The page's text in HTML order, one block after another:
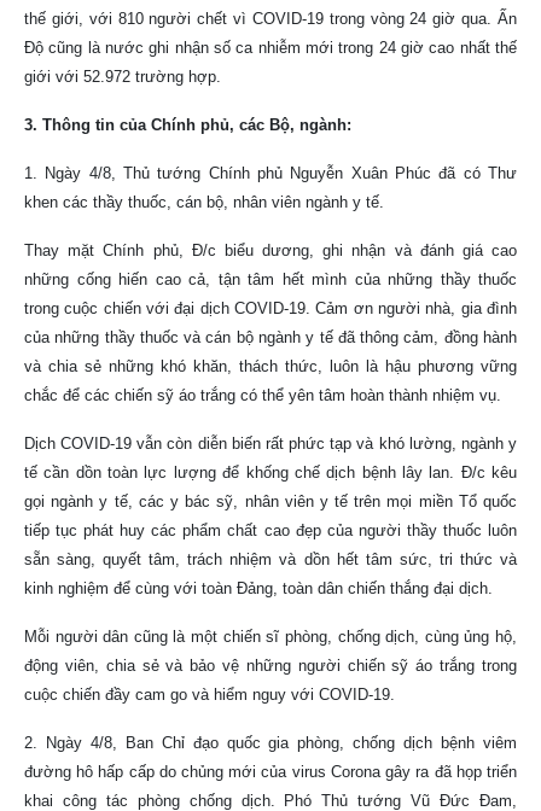
thế giới, với 810 người chết vì COVID-19 trong vòng 24 giờ qua. Ấn
Độ cũng là nước ghi nhận số ca nhiễm mới trong 24 giờ cao nhất thế
giới với 52.972 trường hợp.
3. Thông tin của Chính phủ, các Bộ, ngành:
1. Ngày 4/8, Thủ tướng Chính phủ Nguyễn Xuân Phúc đã có Thư
khen các thầy thuốc, cán bộ, nhân viên ngành y tế.
Thay mặt Chính phủ, Đ/c biểu dương, ghi nhận và đánh giá cao
những cống hiến cao cả, tận tâm hết mình của những thầy thuốc
trong cuộc chiến với đại dịch COVID-19. Cảm ơn người nhà, gia đình
của những thầy thuốc và cán bộ ngành y tế đã thông cảm, đồng hành
và chia sẻ những khó khăn, thách thức, luôn là hậu phương vững
chắc để các chiến sỹ áo trắng có thể yên tâm hoàn thành nhiệm vụ.
Dịch COVID-19 vẫn còn diễn biến rất phức tạp và khó lường, ngành y
tế cần dồn toàn lực lượng để khống chế dịch bệnh lây lan. Đ/c kêu
gọi ngành y tế, các y bác sỹ, nhân viên y tế trên mọi miền Tổ quốc
tiếp tục phát huy các phẩm chất cao đẹp của người thầy thuốc luôn
sẵn sàng, quyết tâm, trách nhiệm và dồn hết tâm sức, tri thức và
kinh nghiệm để cùng với toàn Đảng, toàn dân chiến thắng đại dịch.
Mỗi người dân cũng là một chiến sĩ phòng, chống dịch, cùng ủng hộ,
động viên, chia sẻ và bảo vệ những người chiến sỹ áo trắng trong
cuộc chiến đầy cam go và hiểm nguy với COVID-19.
2. Ngày 4/8, Ban Chỉ đạo quốc gia phòng, chống dịch bệnh viêm
đường hô hấp cấp do chủng mới của virus Corona gây ra đã họp triển
khai công tác phòng chống dịch. Phó Thủ tướng Vũ Đức Đam,